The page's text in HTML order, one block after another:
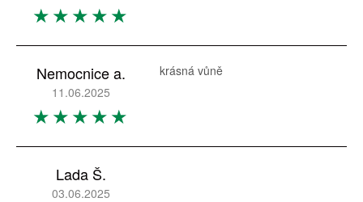
Nemocnice a.
11.06.2025
krásná vůně
Lada Š.
03.06.2025